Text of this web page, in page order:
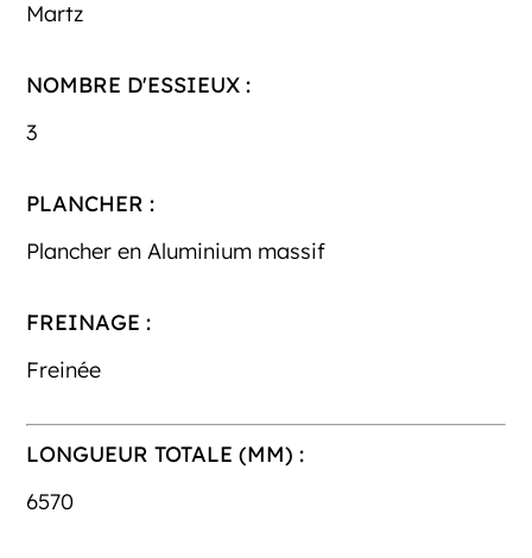
Martz
NOMBRE D'ESSIEUX :
3
PLANCHER :
Plancher en Aluminium massif
FREINAGE :
Freinée
LONGUEUR TOTALE (MM) :
6570